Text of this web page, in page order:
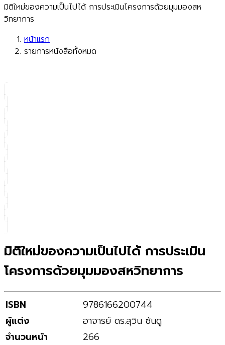
มิติใหม่ของความเป็นไปได้ การประเมินโครงการด้วยมุมมองสห
วิทยาการ
หน้าแรก
รายการหนังสือทั้งหมด
มิติใหม่ของความเป็นไปได้ การประเมิน
โครงการด้วยมุมมองสหวิทยาการ
ISBN
9786166200744
ผู้แต่ง
อาจารย์ ดร.สุวิน ซันดู
จำนวนหน้า
266